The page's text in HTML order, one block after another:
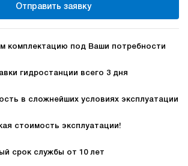
Вольт НЭР-3И181Т
180
Отправить заявку
комплектацию под Ваши потребности
гидростанции всего 3 дня
в сложнейших условиях эксплуатации
стоимость эксплуатации!
срок службы от 10 лет